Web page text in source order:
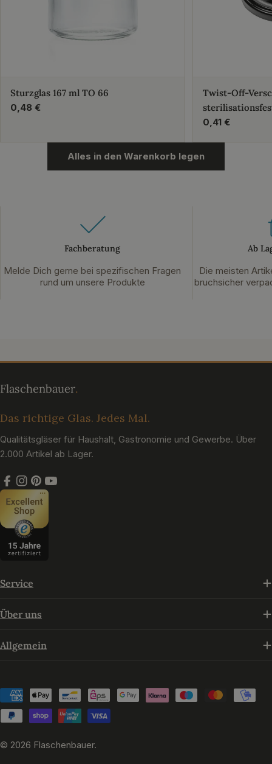
Sturzglas 167 ml TO 66
Regulärer
0,48 €
Twist-Off-
Regulärer
0,41 €
Alles in den Warenkorb legen
Fachberatung
Melde Dich gerne bei spezifischen Fragen
rund um unsere Produkte
Ab
Die meisten
bruchsicher
Das richtige Glas. Jedes Mal.
Qualitätsgläser für Haushalt, Gastronomie und Gewerbe. Über
2.000 Artikel ab Lager.
Facebook
Instagram
Pinterest
YouTube
Service
Über uns
Allgemein
Zahlungsmethoden
© 2026 Flaschenbauer.